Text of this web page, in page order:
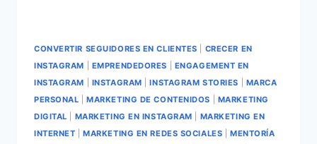
CONVERTIR SEGUIDORES EN CLIENTES
CRECER EN
INSTAGRAM
EMPRENDEDORES
ENGAGEMENT EN
INSTAGRAM
INSTAGRAM |INSTAGRAM STORIES
MARCA
PERSONAL |MARKETING DE CONTENIDOS
MARKETING
DIGITAL
MARKETING EN INSTAGRAM
MARKETING EN
INTERNET |MARKETING EN REDES SOCIALES
MENTORÍA